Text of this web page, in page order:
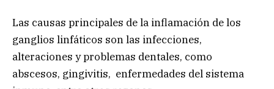
Las causas principales de la inflamación de los
ganglios linfáticos son las infecciones,
alteraciones y problemas dentales, como
abscesos, gingivitis, enfermedades del sistema